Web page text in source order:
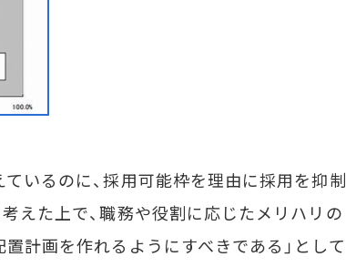
いるのに、採用可能枠を理由に採用を抑制
えた上で、職務や役割に応じたメリハリの
計画を作れるようにすべきである」として